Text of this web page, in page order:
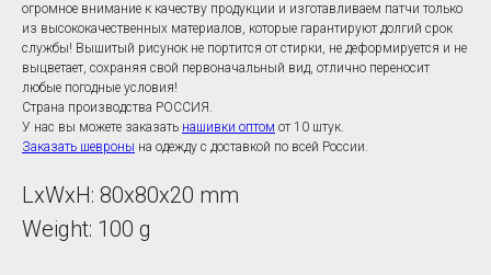
огромное внимание к качеству продукции и изготавливаем патчи только
из высококачественных материалов, которые гарантируют долгий срок
службы! Вышитый рисунок не портится от стирки, не деформируется и не
выцветает, сохраняя свой первоначальный вид, отлично переносит
любые погодные условия!
Страна производства РОССИЯ.
У нас вы можете заказать нашивки оптом от 10 штук.
Заказать шевроны на одежду с доставкой по всей России.
LxWxH: 80x80x20 mm
Weight: 100 g